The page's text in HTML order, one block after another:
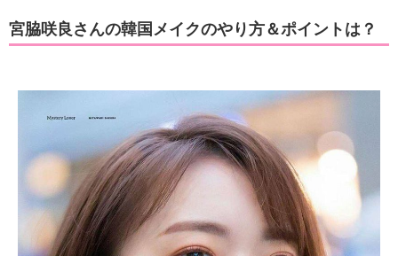
宮脇咲良さんの韓国メイクのやり方＆ポイントは？